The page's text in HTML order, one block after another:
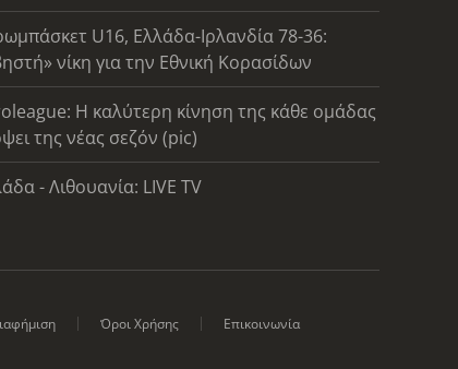
U16, Ελλάδα-Ιρλανδία 78-36:
νίκη για την Εθνική Κορασίδων
Η καλύτερη κίνηση της κάθε ομάδας
της νέας σεζόν (pic)
- Λιθουανία: LIVE TV
Όροι Χρήσης Επικοινωνία